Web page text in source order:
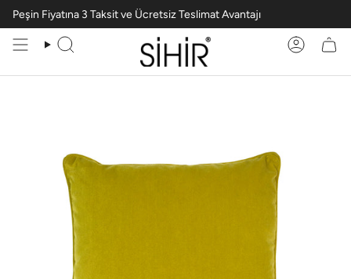
Peşin Fiyatına 3 Taksit ve Ücretsiz Teslimat Avantajı
Ara Hesabım